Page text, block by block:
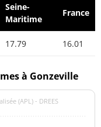
Seine-
Maritime
France
17.79 16.01
à Gonzeville
(APL) - DREES